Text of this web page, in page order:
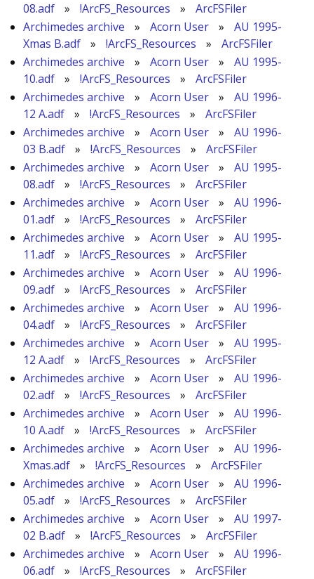
08.adf
» !ArcFS_Resources »
ArcFSFiler
Archimedes archive
» Acorn User »
AU 1995-
Xmas B.adf
» !ArcFS_Resources »
ArcFSFiler
Archimedes archive
» Acorn User »
AU 1995-
10.adf
» !ArcFS_Resources »
ArcFSFiler
Archimedes archive
» Acorn User »
AU 1996-
12 A.adf
» !ArcFS_Resources »
ArcFSFiler
Archimedes archive
» Acorn User »
AU 1996-
03 B.adf
» !ArcFS_Resources »
ArcFSFiler
Archimedes archive
» Acorn User »
AU 1995-
08.adf
» !ArcFS_Resources »
ArcFSFiler
Archimedes archive
» Acorn User »
AU 1996-
01.adf
» !ArcFS_Resources »
ArcFSFiler
Archimedes archive
» Acorn User »
AU 1995-
11.adf
» !ArcFS_Resources »
ArcFSFiler
Archimedes archive
» Acorn User »
AU 1996-
09.adf
» !ArcFS_Resources »
ArcFSFiler
Archimedes archive
» Acorn User »
AU 1996-
04.adf
» !ArcFS_Resources »
ArcFSFiler
Archimedes archive
» Acorn User »
AU 1995-
12 A.adf
» !ArcFS_Resources »
ArcFSFiler
Archimedes archive
» Acorn User »
AU 1996-
02.adf
» !ArcFS_Resources »
ArcFSFiler
Archimedes archive
» Acorn User »
AU 1996-
10 A.adf
» !ArcFS_Resources »
ArcFSFiler
Archimedes archive
» Acorn User »
AU 1996-
Xmas.adf
» !ArcFS_Resources »
ArcFSFiler
Archimedes archive
» Acorn User »
AU 1996-
05.adf
» !ArcFS_Resources »
ArcFSFiler
Archimedes archive
» Acorn User »
AU 1997-
02 B.adf
» !ArcFS_Resources »
ArcFSFiler
Archimedes archive
» Acorn User »
AU 1996-
06.adf
» !ArcFS_Resources »
ArcFSFiler